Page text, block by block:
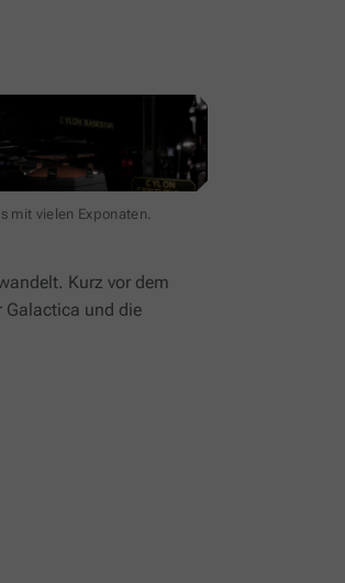
mit vielen Exponaten.
Kurz vor dem
Galactica und die